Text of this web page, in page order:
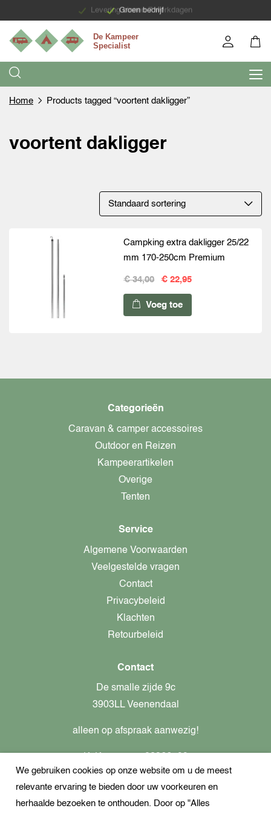
Groen bedrijf
Levering binnen 7 werkdagen
Home Products tagged “voortent dakligger”
voortent dakligger
Campking extra dakligger 25/22
mm 170-250cm Premium
€ 34,00 € 22,95
Voeg toe
Categorieën
Caravan & camper accessoires
Outdoor en Reizen
Kampeerartikelen
Overige
Tenten
Service
Algemene Voorwaarden
Veelgestelde vragen
Contact
Privacybeleid
Klachten
Retourbeleid
Contact
De smalle zijde 9c
3903LL Veenendaal
alleen op afspraak aanwezig!
Btw-nummer: nl862437301B01
+31621944547
We gebruiken cookies op onze website om u de meest
relevante ervaring te bieden door uw voorkeuren en
herhaalde bezoeken te onthouden. Door op "Alles